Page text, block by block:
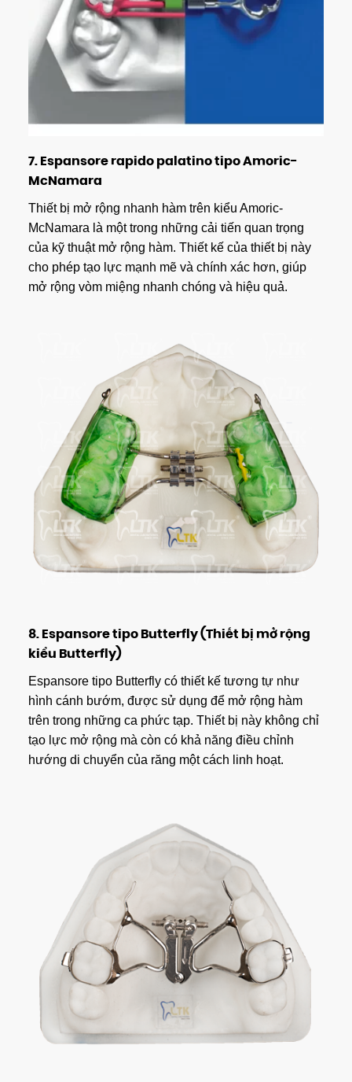
7. Espansore rapido palatino tipo Amoric-
McNamara
Thiết bị mở rộng nhanh hàm trên kiểu Amoric-
McNamara là một trong những cải tiến quan trọng
của kỹ thuật mở rộng hàm. Thiết kế của thiết bị này
cho phép tạo lực mạnh mẽ và chính xác hơn, giúp
mở rộng vòm miệng nhanh chóng và hiệu quả.
8. Espansore tipo Butterfly (Thiết bị mở rộng
kiểu Butterfly)
Espansore tipo Butterfly có thiết kế tương tự như
hình cánh bướm, được sử dụng để mở rộng hàm
trên trong những ca phức tạp. Thiết bị này không chỉ
tạo lực mở rộng mà còn có khả năng điều chỉnh
hướng di chuyển của răng một cách linh hoạt.